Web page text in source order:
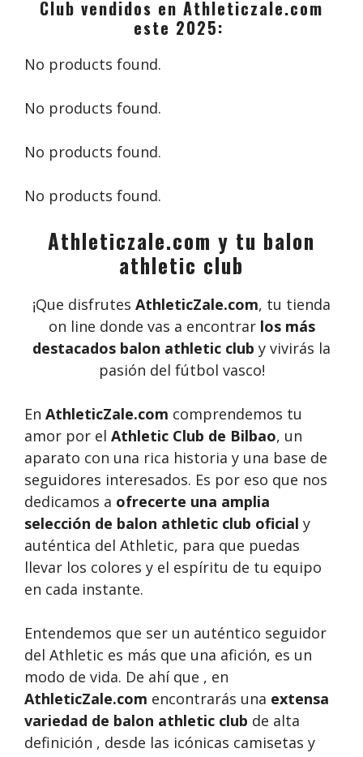
Club vendidos en Athleticzale.com
este 2025:
No products found.
No products found.
No products found.
No products found.
Athleticzale.com y tu balon
athletic club
¡Que disfrutes AthleticZale.com, tu tienda
on line donde vas a encontrar los más
destacados balon athletic club y vivirás la
pasión del fútbol vasco!
En AthleticZale.com comprendemos tu
amor por el Athletic Club de Bilbao, un
aparato con una rica historia y una base de
seguidores interesados. Es por eso que nos
dedicamos a ofrecerte una amplia
selección de balon athletic club oficial y
auténtica del Athletic, para que puedas
llevar los colores y el espíritu de tu equipo
en cada instante.
Entendemos que ser un auténtico seguidor
del Athletic es más que una afición, es un
modo de vida. De ahí que , en
AthleticZale.com encontrarás una extensa
variedad de balon athletic club de alta
definición , desde las icónicas camisetas y